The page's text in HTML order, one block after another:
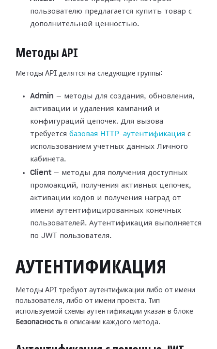
пользователю предлагается купить товар с
дополнительной ценностью.
Методы API
Методы API делятся на следующие группы:
Admin — методы для создания, обновления,
активации и удаления кампаний и
конфигураций цепочек. Для вызова
требуется базовая HTTP-аутентификация с
использованием учетных данных Личного
кабинета.
Client — методы для получения доступных
промоакций, получения активных цепочек,
активации кодов и получения наград от
имени аутентифицированных конечных
пользователей. Аутентификация выполняется
по JWT пользователя.
АУТЕНТИФИКАЦИЯ
Методы API требуют аутентификации либо от имени
пользователя, либо от имени проекта. Тип
используемой схемы аутентификации указан в блоке
Безопасность в описании каждого метода.